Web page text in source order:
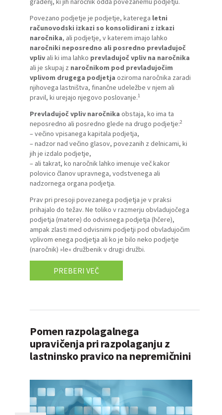
Povezano podjetje je podjetje, katerega letni
računovodski izkazi so konsolidirani z izkazi
naročnika, ali podjetje, v katerem imajo lahko
naročniki neposredno ali posredno prevladujoč
vpliv ali ki ima lahko prevladujoč vpliv na naročnika
ali je skupaj z naročnikom pod prevladujočim
vplivom drugega podjetja oziroma naročnika zaradi
njihovega lastništva, finančne udeležbe v njem ali
pravil, ki urejajo njegovo poslovanje.1
Prevladujoč vpliv naročnika obstaja, ko ima ta
neposredno ali posredno glede na drugo podjetje:2
– večino vpisanega kapitala podjetja,
– nadzor nad večino glasov, povezanih z delnicami, ki
jih je izdalo podjetje,
– ali takrat, ko naročnik lahko imenuje več kakor
polovico članov upravnega, vodstvenega ali
nadzornega organa podjetja.
Prav pri presoji povezanega podjetja je v praksi
prihajalo do težav. Ne toliko v razmerju obvladujočega
podjetja (matere) do odvisnega podjetja (hčere),
ampak zlasti med odvisnimi podjetji pod obvladujočim
vplivom enega podjetja ali ko je bilo neko podjetje
(naročnik) »le« družbenik v drugi družbi.
PREBERI VEČ
Pomen razpolagalnega
upravičenja pri razpolaganju z
lastninsko pravico na nepremičnini